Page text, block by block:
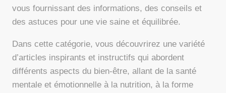
vous fournissant des informations, des conseils et
des astuces pour une vie saine et équilibrée.
Dans cette catégorie, vous découvrirez une variété
d’articles inspirants et instructifs qui abordent
différents aspects du bien-être, allant de la santé
mentale et émotionnelle à la nutrition, à la forme